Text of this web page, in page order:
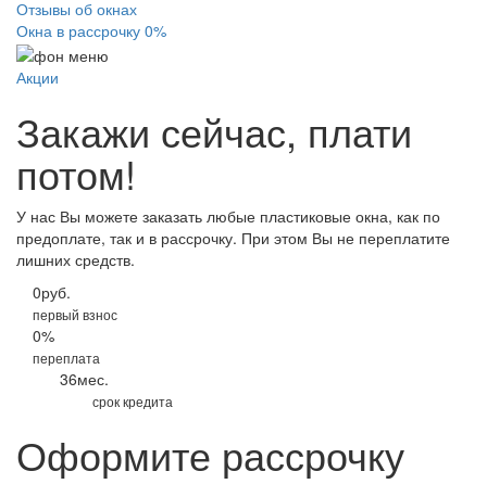
Отзывы об окнах
Окна в рассрочку 0%
Акции
Закажи сейчас, плати
потом!
У нас Вы можете заказать любые пластиковые окна, как по
предоплате, так и в рассрочку. При этом Вы не переплатите
лишних средств.
0руб.
первый взнос
0%
переплата
36мес.
срок кредита
Оформите рассрочку